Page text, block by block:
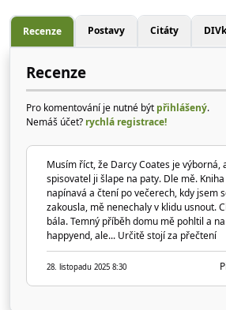
Recenze Postavy Citáty
Recenze
Pro komentování je nutné být přihlášený.
Nemáš účet? rychlá registrace!
Musím říct, že Darcy Coates je výborná,
spisovatel ji šlape na paty. Dle mě.
napínavá a čtení po večerech, kdy jsem
zakousla, mě nenechaly v klidu usnout.
bála. Temný příběh domu mě pohltil a
happyend, ale... Určitě stojí za přečtení
28. listopadu 2025 8:30